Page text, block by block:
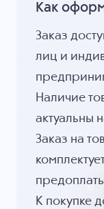
Как
Заказ
лиц и
Наличие
актуальны
Заказ на
К покупке